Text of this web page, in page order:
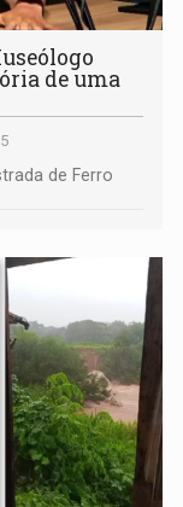
de uma
de Ferro